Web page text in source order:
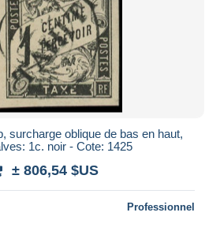
surcharge oblique de bas en haut,
1c. noir - Cote: 1425
± 806,54 $US
Professionnel